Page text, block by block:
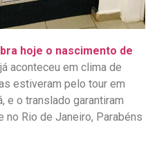
hoje o nascimento de
aconteceu em clima de
estiveram pelo tour em
e o translado garantiram
no Rio de Janeiro, Parabéns